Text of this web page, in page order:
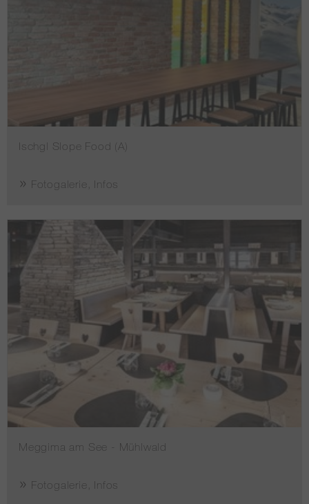
Ischgl Slope Food (A)
Fotogalerie, Infos
Meggima am See - Mühlwald
Fotogalerie, Infos